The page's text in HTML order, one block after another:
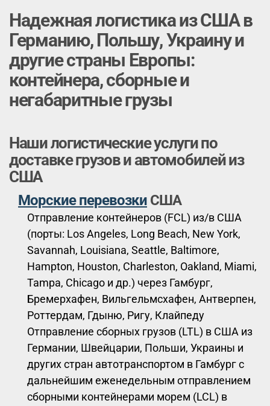
Надежная логистика из США в
Германию, Польшу, Украину и
другие страны Европы:
контейнера, сборные и
негабаритные грузы
Наши логистические услуги по
доставке грузов и автомобилей из
США
Морские перевозки США
Отправление контейнеров (FCL) из/в США
(порты: Los Angeles, Long Beach, New York,
Savannah, Louisiana, Seattle, Baltimore,
Hampton, Houston, Charleston, Oakland, Miami,
Tampa, Chicago и др.) через Гамбург,
Бремерхафен, Вильгельмсхафен, Антверпен,
Роттердам, Гдыню, Ригу, Клайпеду
Отправление сборных грузов (LTL) в США из
Германии, Швейцарии, Польши, Украины и
других стран автотранспортом в Гамбург с
дальнейшим еженедельным отправлением
сборными контейнерами морем (LCL) в